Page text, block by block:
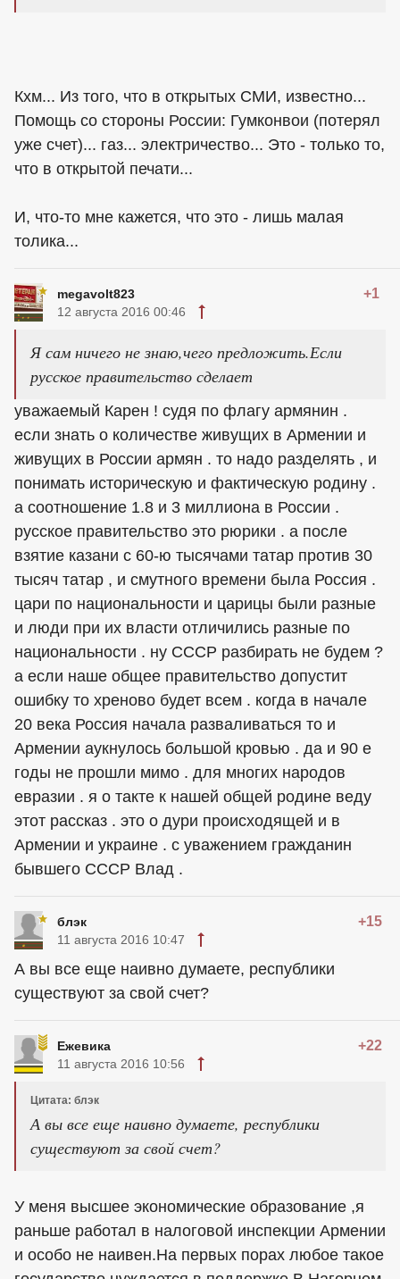
Кхм... Из того, что в открытых СМИ, известно...
Помощь со стороны России: Гумконвои (потерял
уже счет)... газ... электричество... Это - только то,
что в открытой печати...
И, что-то мне кажется, что это - лишь малая
толика...
megavolt823 +1
12 августа 2016 00:46
Я сам ничего не знаю,чего предложить.Если
русское правительство сделает
уважаемый Карен ! судя по флагу армянин .
если знать о количестве живущих в Армении и
живущих в России армян . то надо разделять , и
понимать историческую и фактическую родину .
а соотношение 1.8 и 3 миллиона в России .
русское правительство это рюрики . а после
взятие казани с 60-ю тысячами татар против 30
тысяч татар , и смутного времени была Россия .
цари по национальности и царицы были разные
и люди при их власти отличились разные по
национальности . ну СССР разбирать не будем ?
а если наше общее правительство допустит
ошибку то хреново будет всем . когда в начале
20 века Россия начала разваливаться то и
Армении аукнулось большой кровью . да и 90 е
годы не прошли мимо . для многих народов
евразии . я о такте к нашей общей родине веду
этот рассказ . это о дури происходящей и в
Армении и украине . с уважением гражданин
бывшего СССР Влад .
блэк +15
11 августа 2016 10:47
А вы все еще наивно думаете, республики
существуют за свой счет?
Ежевика +22
11 августа 2016 10:56
Цитата: блэк
А вы все еще наивно думаете, республики
существуют за свой счет?
У меня высшее экономические образование ,я
раньше работал в налоговой инспекции Армении
и особо не наивен.На первых порах любое такое